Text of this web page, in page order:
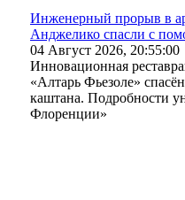
Инженерный прорыв в
Анджелико спасли с
04 Август 2026, 20:55:00
Инновационная
«Алтарь Фьезоле»
каштана. Подробности
Флоренции»